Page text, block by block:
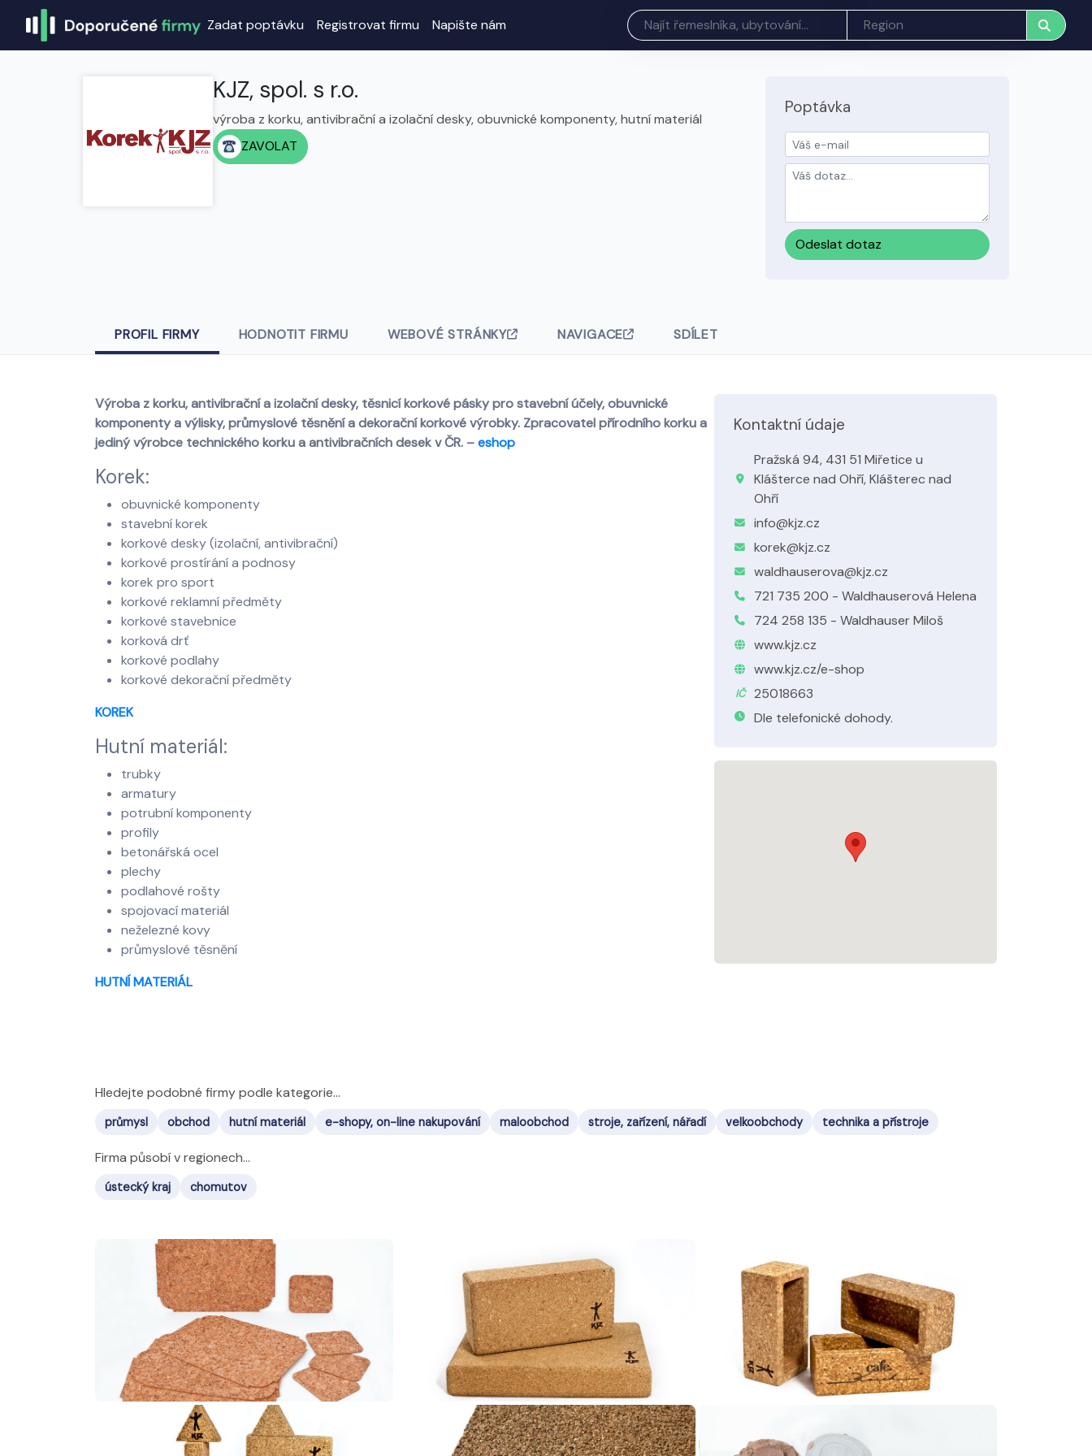
Zadat poptávku Registrovat firmu Napište nám
KJZ, spol. s r.o.
výroba z korku, antivibrační a izolační desky, obuvnické komponenty, hutní materiál
ZAVOLAT
Poptávka
Odeslat dotaz
PROFIL FIRMY HODNOTIT FIRMU WEBOVÉ STRÁNKY NAVIGACE SDÍLET
Výroba z korku, antivibrační a izolační desky, těsnicí korkové pásky pro stavební účely, obuvnické
komponenty a výlisky, průmyslové těsnění a dekorační korkové výrobky. Zpracovatel přírodního korku a
jediný výrobce technického korku a antivibračních desek v ČR. –eshop
Korek:
obuvnické komponenty
stavební korek
korkové desky (izolační, antivibrační)
korkové prostírání a podnosy
korek pro sport
korkové reklamní předměty
korkové stavebnice
korková drť
korkové podlahy
korkové dekorační předměty
KOREK
Hutní materiál:
trubky
armatury
potrubní komponenty
profily
betonářská ocel
plechy
podlahové rošty
spojovací materiál
neželezné kovy
průmyslové těsnění
HUTNÍ MATERIÁL
Kontaktní údaje
Pražská 94, 431 51 Miřetice u
Klášterce nad Ohří, Klášterec nad
Ohří
info@kjz.cz
korek@kjz.cz
waldhauserova@kjz.cz
721 735 200 - Waldhauserová Helena
724 258 135 - Waldhauser Miloš
www.kjz.cz
www.kjz.cz/e-shop
IČ
25018663
Dle telefonické dohody.
Hledejte podobné firmy podle kategorie...
průmysl obchod hutní materiál e-shopy, on-line nakupování maloobchod stroje, zařízení, nářadí velkoobchody technika a přístroje
Firma působí v regionech...
ústecký kraj chomutov